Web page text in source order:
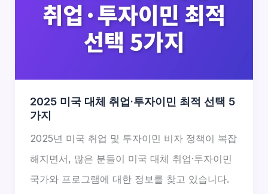
2025 미국 대체 취업·투자이민 최적 선택 5
가지
2025년 미국 취업 및 투자이민 비자 정책이 복잡
해지면서, 많은 분들이 미국 대체 취업·투자이민
국가와 프로그램에 대한 정보를 찾고 있습니다.